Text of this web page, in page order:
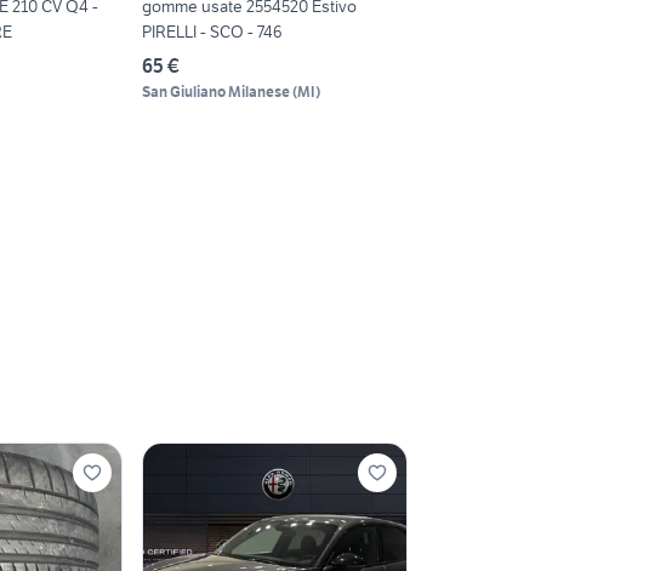
-
gomme usate 2554520 Estivo
PIRELLI - SCO - 746
65 €
San Giuliano Milanese(MI)